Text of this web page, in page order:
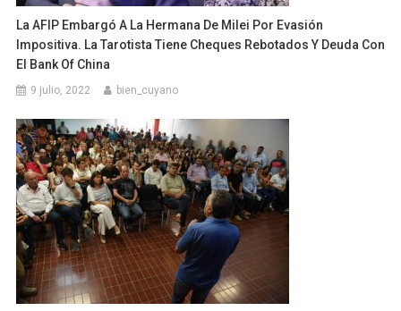
La AFIP Embargó A La Hermana De Milei Por Evasión
Impositiva. La Tarotista Tiene Cheques Rebotados Y Deuda Con
El Bank Of China
9 julio, 2022 bien_cuyano